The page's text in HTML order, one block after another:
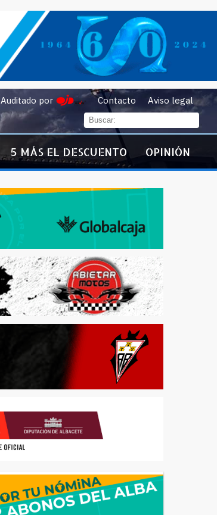
Auditado por Contacto Aviso legal
5 MÁS EL DESCUENTO OPINIÓN